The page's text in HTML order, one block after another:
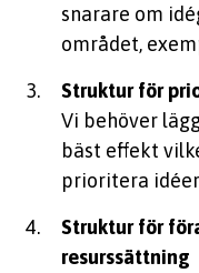
snarare om
området,
Struktur för
Vi behöver
bäst effekt
prioritera
Struktur för
resurssättning